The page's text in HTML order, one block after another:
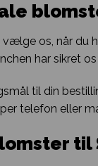
os, når du
har sikret
til din
telefon eller